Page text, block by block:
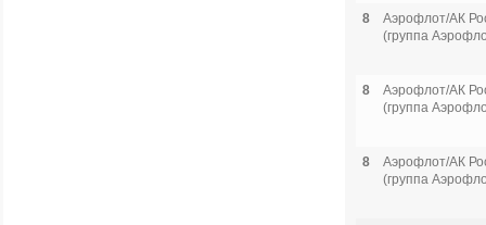
8
Аэрофлот/АК
(группа
8
Аэрофлот/АК
(группа
8
Аэрофлот/АК
(группа